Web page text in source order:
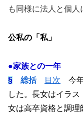
も同様に法人と個人
公私の「私」
●家族との一年
§
総括 目次 今年
した。長女はイラ
女は高卒資格と調理